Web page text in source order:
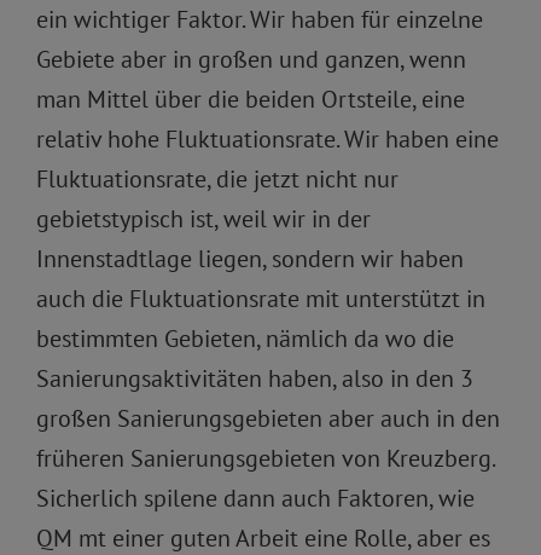
ein wichtiger Faktor. Wir haben für einzelne
Gebiete aber in großen und ganzen, wenn
man Mittel über die beiden Ortsteile, eine
relativ hohe Fluktuationsrate. Wir haben eine
Fluktuationsrate, die jetzt nicht nur
gebietstypisch ist, weil wir in der
Innenstadtlage liegen, sondern wir haben
auch die Fluktuationsrate mit unterstützt in
bestimmten Gebieten, nämlich da wo die
Sanierungsaktivitäten haben, also in den 3
großen Sanierungsgebieten aber auch in den
früheren Sanierungsgebieten von Kreuzberg.
Sicherlich spilene dann auch Faktoren, wie
QM mt einer guten Arbeit eine Rolle, aber es